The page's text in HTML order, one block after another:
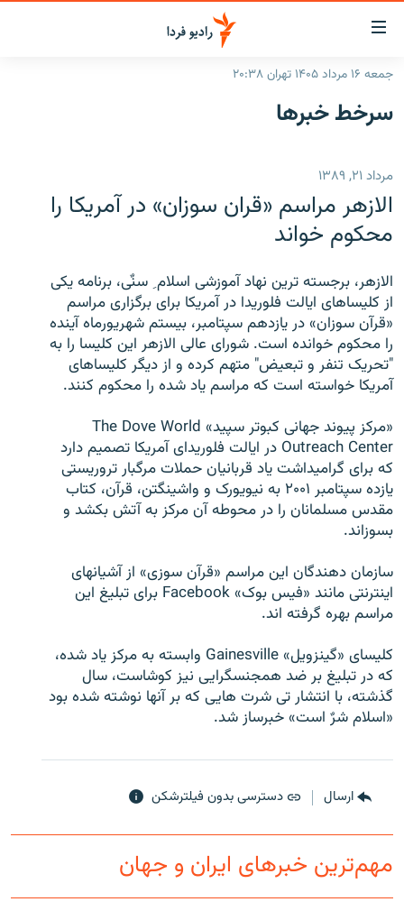
لینک‌های
قابلیت
دسترسی
بازگشت
اصلی
رفتن
صفحه
ایران
رادیو
انتخاب کنید و بشنوید
فرکانس‌ها
پادکست
گزارش‌های تصویری
گزارش‌های ویدئویی
زنان فردا
English
به ما بپیوندید
زبان‌های دیگر
جمعه ۱۶ مرداد ۱۴۰۵ تهران ۲۰:۳۸
سرخط‌ خبرها
مرداد ۲۱, ۱۳۸۹
الازهر مراسم «قران سوزان» در آمریکا را
محکوم خواند
الازهر، برجسته ترین نهاد آموزشی اسلام ِ سنٌی، برنامه یکی
از کلیساهای ایالت فلوریدا در آمریکا برای برگزاری مراسم
«قرآن سوزان» در یازدهم سپتامبر، بیستم شهریورماه آینده
را محکوم خوانده است. شورای عالی الازهر این کلیسا را به
"تحریک تنفر و تبعیض" متهم کرده و از دیگر کلیساهای
آمریکا خواسته است که مراسم یاد شده را محکوم کنند.
«مرکز پیوند جهانی کبوتر سپید» The Dove World
Outreach Center در ایالت فلوریدای آمریکا تصمیم دارد
که برای گرامیداشت یاد قربانیان حملات مرگبار تروریستی
یازده سپتامبر ۲۰۰۱ به نیویورک و واشینگتن، قرآن، کتاب
مقدس مسلمانان را در محوطه آن مرکز به آتش بکشد و
بسوزاند.
سازمان دهندگان این مراسم «قرآن سوزی» از آشیانهای
اینترنتی مانند «فیس بوک» Facebook برای تبلیغ این
مراسم بهره گرفته اند.
کلیسای «گینزویل» Gainesville وابسته به مرکز یاد شده،
که در تبلیغ بر ضد همجنسگرایی نیز کوشاست، سال
گذشته، با انتشار تی شرت هایی که بر آنها نوشته شده بود
«اسلام شرٌ است» خبرساز شد.
ارسال دسترسی بدون فیلترشکن
مهم‌ترین خبرهای ایران و جهان